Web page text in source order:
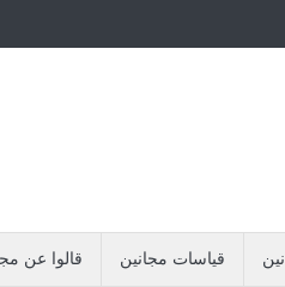
قياسات مجانين قالوا عن